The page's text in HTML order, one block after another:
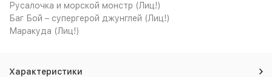
Русалочка и морской монстр (Лиц!)
Баг Бой – супергерой джунглей (Лиц!)
Маракуда (Лиц!)
Характеристики